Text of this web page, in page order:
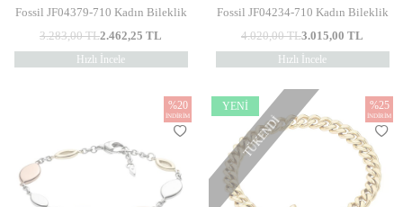
Fossil JF04379-710 Kadın Bileklik
3.283,00TL2.462,25 TL
Hızlı İncele
Fossil JF04234-710 Kadın Bileklik
4.020,00TL3.015,00 TL
Hızlı İncele
%20
İNDIRIM
YENI
TÜKENDI
%25
İNDIRIM